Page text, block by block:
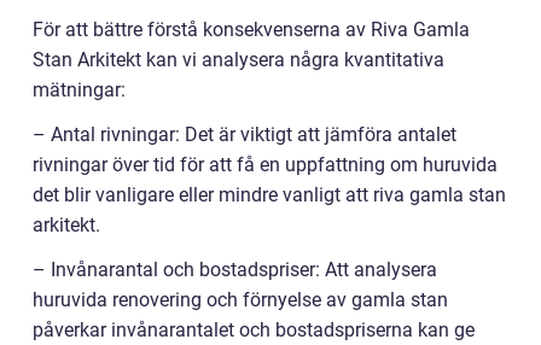
För att bättre förstå konsekvenserna av Riva Gamla
Stan Arkitekt kan vi analysera några kvantitativa
mätningar:
– Antal rivningar: Det är viktigt att jämföra antalet
rivningar över tid för att få en uppfattning om huruvida
det blir vanligare eller mindre vanligt att riva gamla stan
arkitekt.
– Invånarantal och bostadspriser: Att analysera
huruvida renovering och förnyelse av gamla stan
påverkar invånarantalet och bostadspriserna kan ge